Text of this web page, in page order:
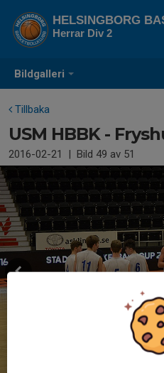
Bildgalleri
HELSINGBORG
Herrar Div 2
Tillbaka
USM HBBK -
2016-02-21 | Bild 49 av 51